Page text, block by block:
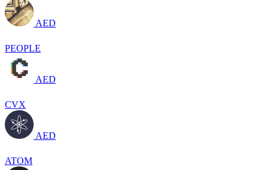
AED
PEOPLE
AED
CVX
AED
ATOM